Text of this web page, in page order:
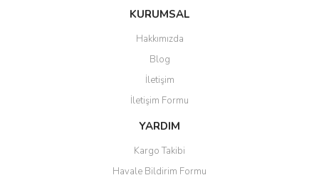
KURUMSAL
Hakkımızda
Blog
İletişim
İletişim Formu
YARDIM
Kargo Takibi
Havale Bildirim Formu